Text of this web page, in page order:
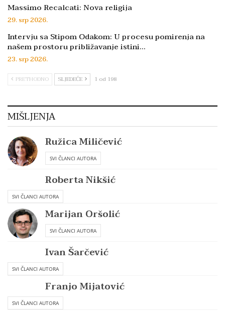
Massimo Recalcati: Nova religija
29. srp 2026.
Intervju sa Stipom Odakom: U procesu pomirenja na
našem prostoru približavanje istini…
23. srp 2026.
PRETHODNO SLJEDEĆE 1 od 198
MIŠLJENJA
Ružica Miličević
SVI ČLANCI AUTORA
Roberta Nikšić
SVI ČLANCI AUTORA
Marijan Oršolić
SVI ČLANCI AUTORA
Ivan Šarčević
SVI ČLANCI AUTORA
Franjo Mijatović
SVI ČLANCI AUTORA